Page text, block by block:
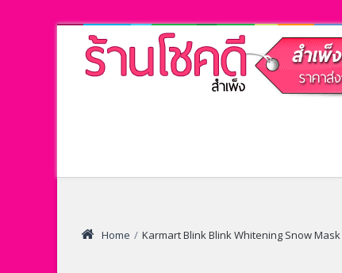
Home / Karmart Blink Blink Whitening Snow Mask